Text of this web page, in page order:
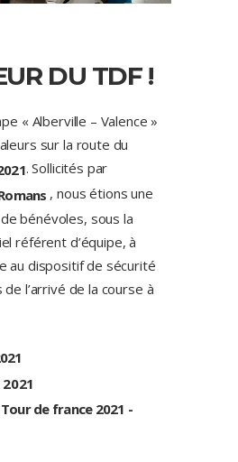
DU TDF !
« Alberville – Valence »
sur la route du
. Sollicités par
, nous étions une
bénévoles, sous la
référent d’équipe, à
au dispositif de sécurité
l’arrivé de la course à
Tour de france 2021